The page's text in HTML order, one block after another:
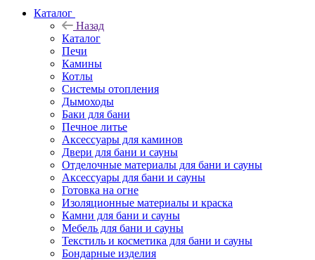
Каталог
Назад
Каталог
Печи
Камины
Котлы
Системы отопления
Дымоходы
Баки для бани
Печное литье
Аксессуары для каминов
Двери для бани и сауны
Отделочные материалы для бани и сауны
Аксессуары для бани и сауны
Готовка на огне
Изоляционные материалы и краска
Камни для бани и сауны
Мебель для бани и сауны
Текстиль и косметика для бани и сауны
Бондарные изделия